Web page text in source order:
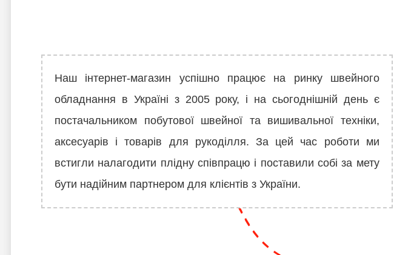
Наш інтернет-магазин успішно працює на ринку швейного
обладнання в Україні з 2005 року, і на сьогоднішній день є
постачальником побутової швейної та вишивальної техніки,
аксесуарів і товарів для рукоділля. За цей час роботи ми
встигли налагодити плідну співпрацю і поставили собі за мету
бути надійним партнером для клієнтів з України.